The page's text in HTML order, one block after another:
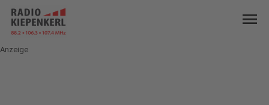
menu
Anzeige